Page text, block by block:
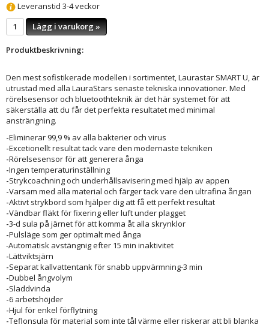
Leveranstid 3-4 veckor
Lägg i varukorg »
Produktbeskrivning:
Den mest sofistikerade modellen i sortimentet, Laurastar SMART U, är
utrustad med alla LauraStars senaste tekniska innovationer. Med
rörelsesensor och bluetoothteknik är det här systemet för att
säkerställa att du får det perfekta resultatet med minimal
ansträngning.
-Eliminerar 99,9 % av alla bakterier och virus
-Excetionellt resultat tack vare den modernaste tekniken
-Rörelsesensor för att generera ånga
-Ingen temperaturinställning
-Strykcoachning och underhållsavisering med hjälp av appen
-Varsam med alla material och färger tack vare den ultrafina ångan
-Aktivt strykbord som hjälper dig att få ett perfekt resultat
-Vändbar fläkt för fixering eller luft under plagget
-3-d sula på järnet för att komma åt alla skrynklor
-Pulsläge som ger optimalt med ånga
-Automatisk avstängnig efter 15 min inaktivitet
-Lättviktsjärn
-Separat kallvattentank för snabb uppvärmning-3 min
-Dubbel ångvolym
-Sladdvinda
-6 arbetshöjder
-Hjul för enkel förflytning
-Teflonsula för material som inte tål värme eller riskerar att bli blanka